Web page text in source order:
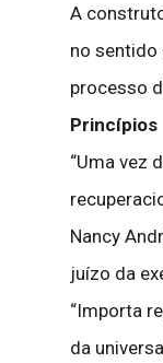
A
no sentido
processo
Princípios
“Uma vez
Nancy
juízo da
“Importa
da